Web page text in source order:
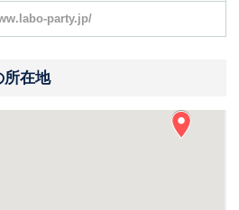
party.jp/
所在地